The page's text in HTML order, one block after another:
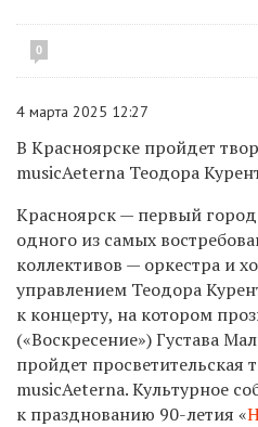
0
4 марта 2025 12:27
В Красноярске пройдет
musicAeterna Теодора
Красноярск — первый
одного из самых
коллективов — оркестра и
управлением Теодора
к концерту, на котором
(«Воскресение») Густава
пройдет просветительская
musicAeterna. Культурное
к празднованию 90-летия «